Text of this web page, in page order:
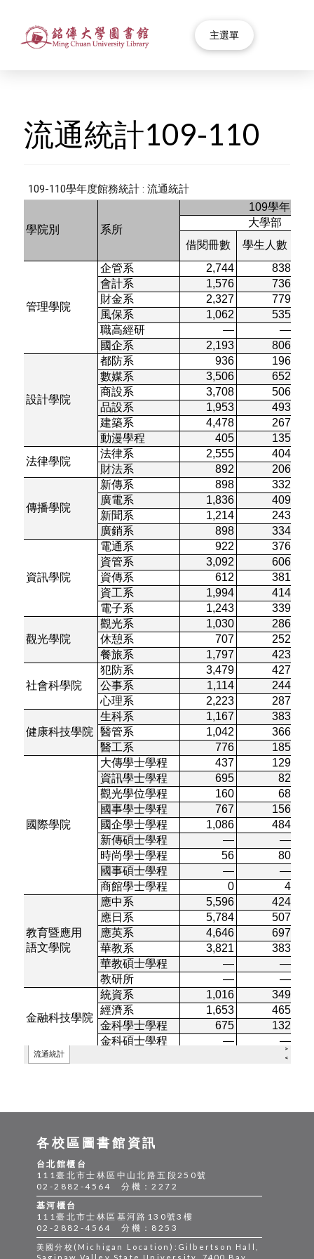
主選單
流通統計109-110
各校區圖書館資訊
台北館櫃台
111臺北市士林區中山北路五段250號
02-2882-4564 分機：2272
基河櫃台
111臺北市士林區基河路130號3樓
02-2882-4564 分機：8253
美國分校(Michigan Location):Gilbertson Hall,
Saginaw Valley State University, 7400 Bay